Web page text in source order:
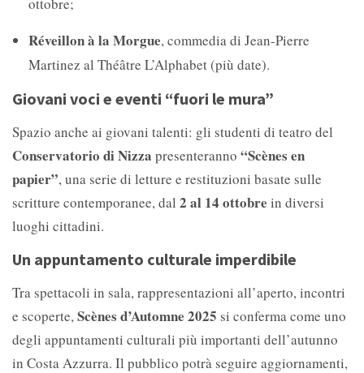
Réveillon à la Morgue, commedia di Jean-Pierre
Martinez al Théâtre L’Alphabet (più date).
Giovani voci e eventi “fuori le mura”
Spazio anche ai giovani talenti: gli studenti di teatro del
Conservatorio di Nizza presenteranno “Scènes en
papier”, una serie di letture e restituzioni basate sulle
scritture contemporanee, dal 2 al 14 ottobre in diversi
luoghi cittadini.
Un appuntamento culturale imperdibile
Tra spettacoli in sala, rappresentazioni all’aperto, incontri
e scoperte, Scènes d’Automne 2025 si conferma come uno
degli appuntamenti culturali più importanti dell’autunno
in Costa Azzurra. Il pubblico potrà seguire aggiornamenti,